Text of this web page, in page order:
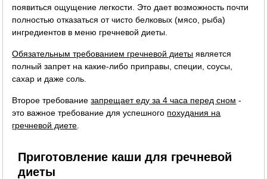
появиться ощущение легкости. Это дает возможность почти
полностью отказаться от чисто белковых (мясо, рыба)
ингредиентов в меню гречневой диеты.
Обязательным требованием гречневой диеты является
полный запрет на какие-либо приправы, специи, соусы,
сахар и даже соль.
Второе требованиезапрещает еду за 4 часа перед сном -
это важное требование для успешного похудания на
гречневой диете
Приготовление каши для гречневой
диеты